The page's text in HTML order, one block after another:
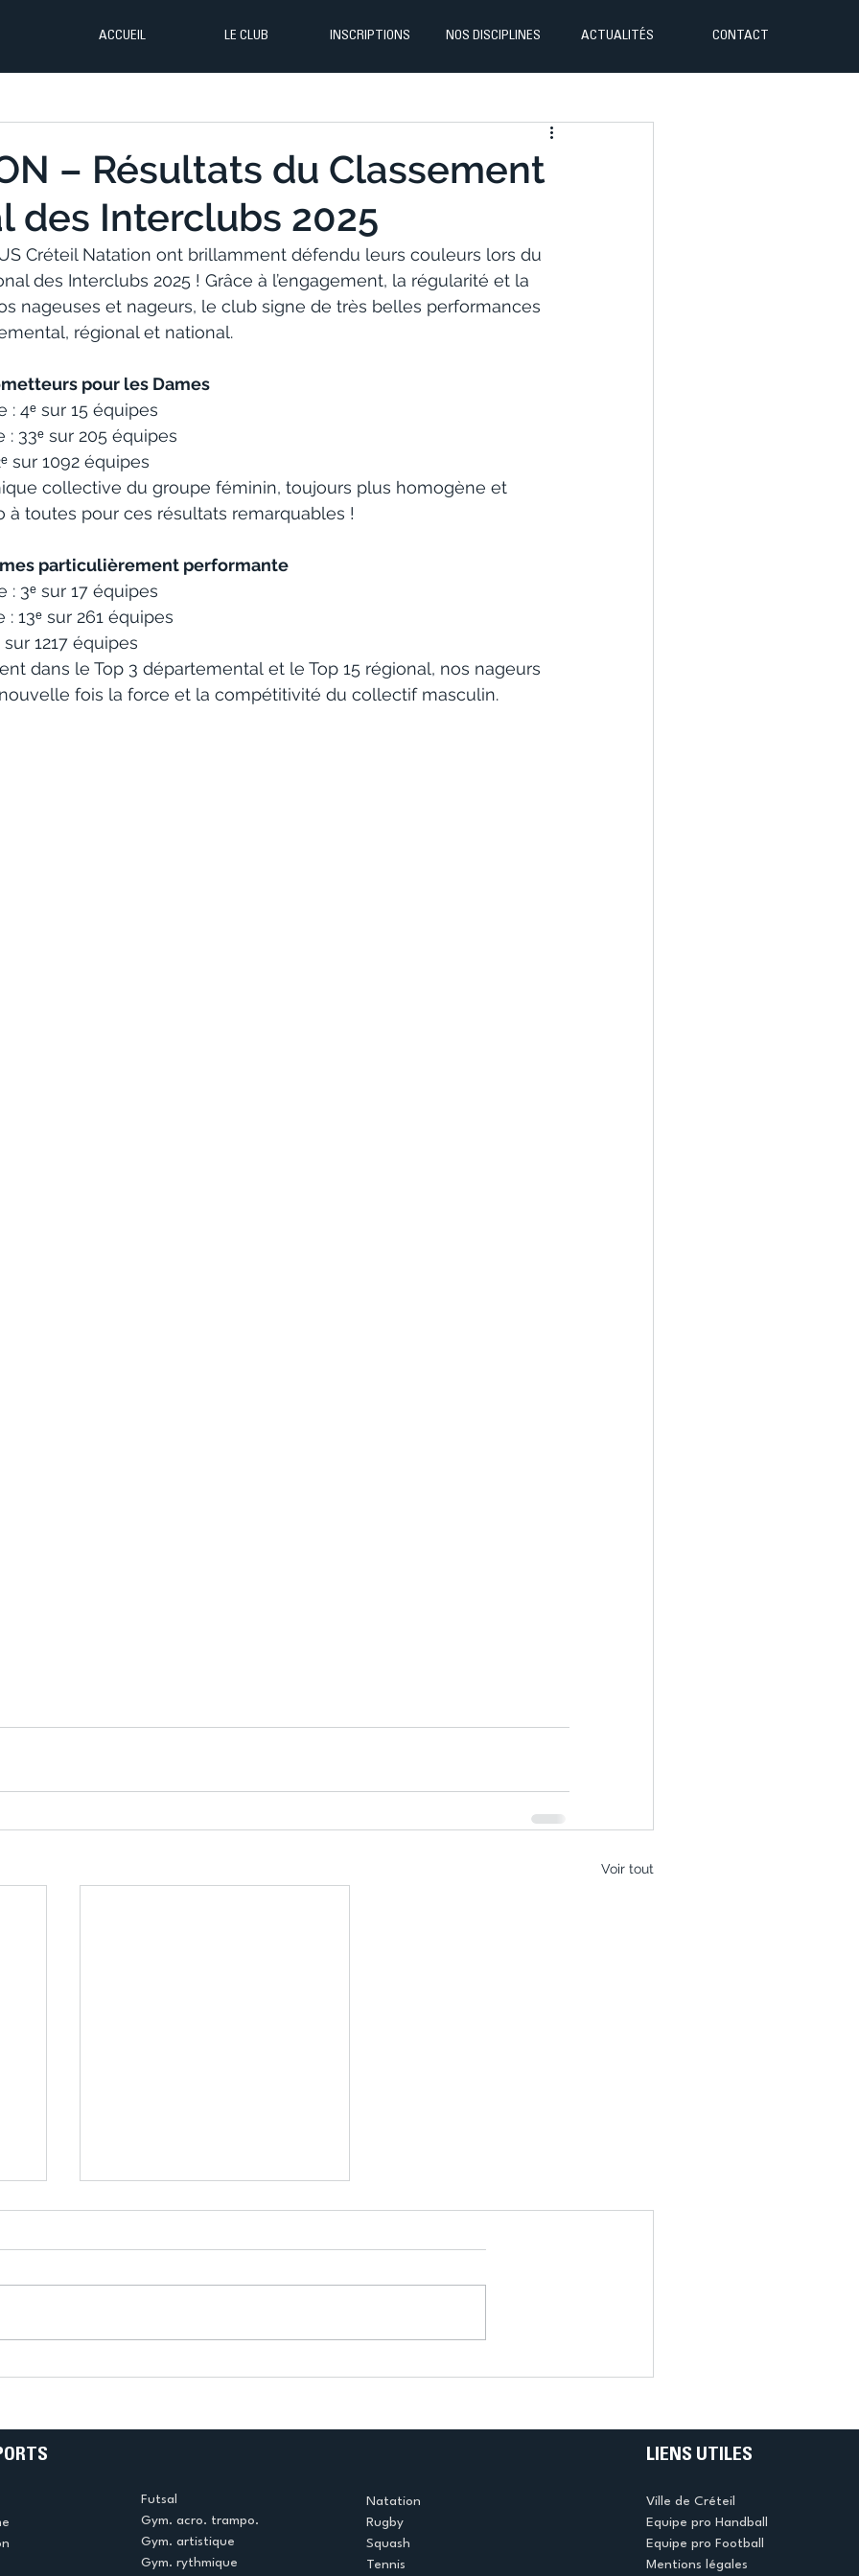
ACCUEIL LE CLUB INSCRIPTIONS NOS DISCIPLINES ACTUALITÉS CONTACT
– Résultats du Classement
des Interclubs 2025
Créteil Natation ont brillamment défendu leurs couleurs lors du
des Interclubs 2025 ! Grâce à l’engagement, la régularité et la
nageuses et nageurs, le club signe de très belles performances
régional et national.
pour les Dames
: 4ᵉ sur 15 équipes
: 33ᵉ sur 205 équipes
sur 1092 équipes
collective du groupe féminin, toujours plus homogène et
à toutes pour ces résultats remarquables !
particulièrement performante
: 3ᵉ sur 17 équipes
13ᵉ sur 261 équipes
sur 1217 équipes
dans le Top 3 départemental et le Top 15 régional, nos nageurs
fois la force et la compétitivité du collectif masculin.
Voir tout
sont ouvertes…
Futsal
Gym. acro. trampo.
Gym. artistique
Gym. rythmique
Natation
Rugby
Squash
Tennis
LIENS UTILES
Ville de Créteil
Equipe pro Handball
Equipe pro Football
Mentions légales